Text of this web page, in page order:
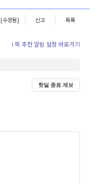
[수정됨] 신고 목록
ℹ️ 픽 추천 알림 설정 바로가기
핫딜 종료 제보